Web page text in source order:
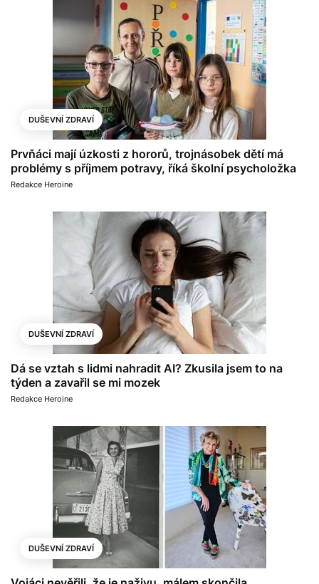
DUŠEVNÍ ZDRAVÍ
Prvňáci mají úzkosti z hororů, trojnásobek dětí má
problémy s příjmem potravy, říká školní psycholožka
Redakce Heroine
DUŠEVNÍ ZDRAVÍ
Dá se vztah s lidmi nahradit AI? Zkusila jsem to na
týden a zavařil se mi mozek
Redakce Heroine
DUŠEVNÍ ZDRAVÍ